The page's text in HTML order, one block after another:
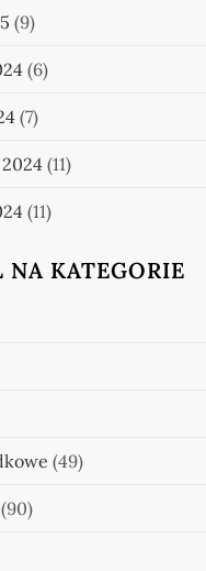
(9)
(6)
(7)
(11)
(11)
NA KATEGORIE
(49)
(90)